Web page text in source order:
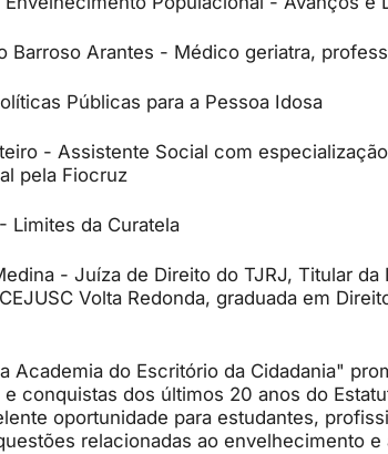
Barroso Arantes - Médico geriatra,
Públicas para a Pessoa Idosa
- Assistente Social com
pela Fiocruz
Limites da Curatela
- Juíza de Direito do TJRJ, Titular da
Volta Redonda, graduada em
Academia do Escritório da Cidadania"
conquistas dos últimos 20 anos do
oportunidade para estudantes,
relacionadas ao envelhecimento